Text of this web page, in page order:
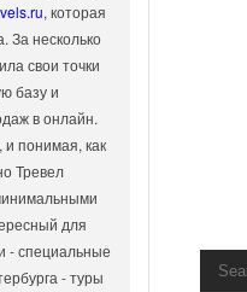
, которая
За несколько
свои точки
базу и
в онлайн.
и понимая, как
Тревел
для
- специальные
- туры